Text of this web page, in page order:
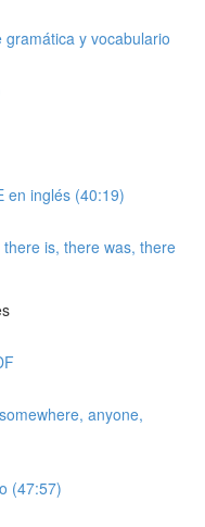
y vocabulario
en inglés (40:19)
is, there was, there
anyone,
(47:57)